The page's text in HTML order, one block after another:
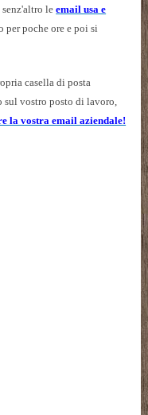
senz'altro leemail usa e
per poche ore e poi si
casella di posta
sul vostro posto di lavoro,
la vostra email aziendale!